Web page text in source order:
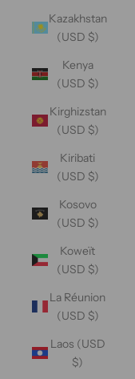
Kazakhstan
(USD $)
Kenya
(USD $)
Kirghizstan
(USD $)
Kiribati
(USD $)
Kosovo
(USD $)
Koweït
(USD $)
La Réunion
(USD $)
Laos (USD
$)